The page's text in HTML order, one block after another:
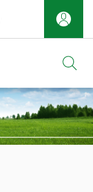
Apri